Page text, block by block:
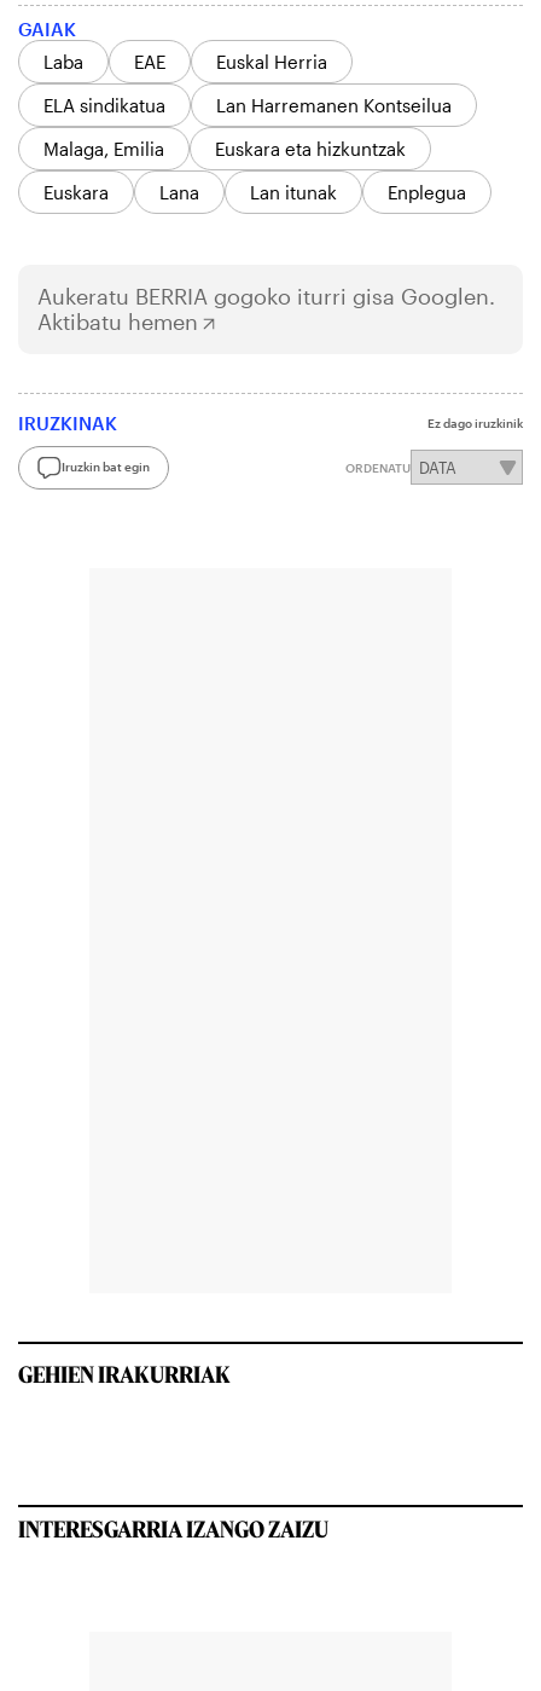
GAIAK
Laba
EAE
Euskal Herria
ELA sindikatua
Lan Harremanen Kontseilua
Malaga, Emilia
Euskara eta hizkuntzak
Euskara
Lana Lan itunak Enplegua
Aukeratu BERRIA gogoko iturri gisa Googlen.
Aktibatu hemen
IRUZKINAK Ez dago iruzkinik
Iruzkin bat egin ORDENATU
GEHIEN IRAKURRIAK
INTERESGARRIA IZANGO ZAIZU